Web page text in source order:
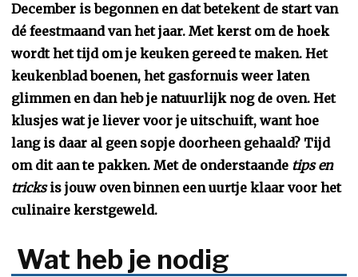
December is begonnen en dat betekent de start van
dé feestmaand van het jaar. Met kerst om de hoek
wordt het tijd om je keuken gereed te maken. Het
keukenblad boenen, het gasfornuis weer laten
glimmen en dan heb je natuurlijk nog de oven. Het
klusjes wat je liever voor je uitschuift, want hoe
lang is daar al geen sopje doorheen gehaald? Tijd
om dit aan te pakken. Met de onderstaande tips en
tricksis jouw oven binnen een uurtje klaar voor het
culinaire kerstgeweld.
Wat heb je nodig